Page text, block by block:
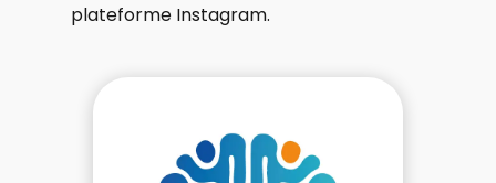
plateforme Instagram.